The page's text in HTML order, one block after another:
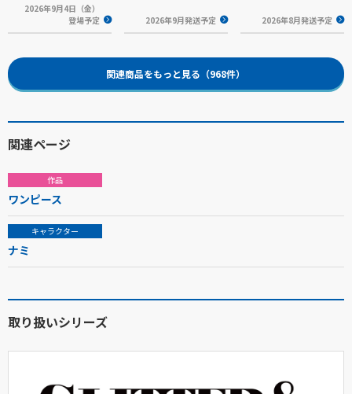
2026年9月4日（金）
登場予定
2026年9月発送予定 2026年8月発送予定
関連商品をもっと見る（968件）
関連ページ
作品
ワンピース
キャラクター
ナミ
取り扱いシリーズ